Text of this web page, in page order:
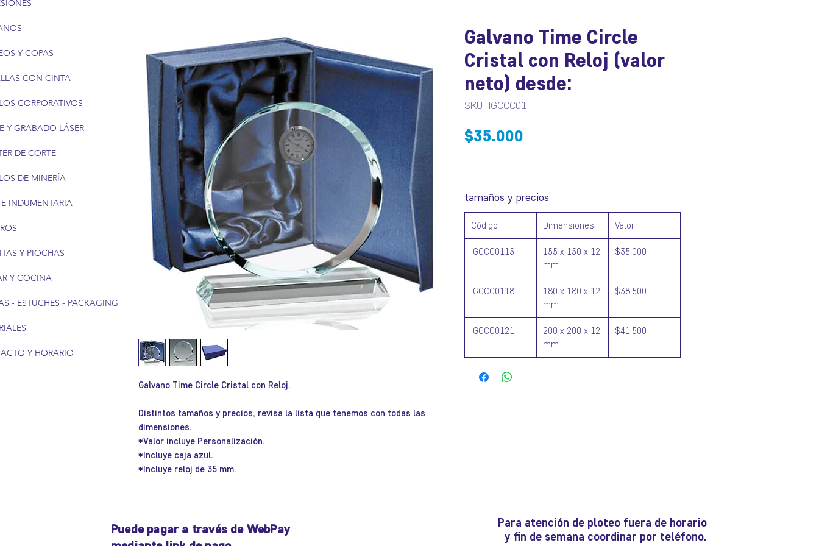
Galvano Time Circle Cristal con Reloj.
Distintos tamaños y precios, revisa la lista que tenemos con todas las
dimensiones.
*Valor incluye Personalización.
*Incluye caja azul.
*Incluye reloj de 35 mm.
Galvano Time Circle
Cristal con Reloj (valor
neto) desde:
SKU: IGCCC01
$35.000
tamaños y precios
Código Dimensiones Valor
IGCCC0115
155 x 150 x 12
mm
$35.000
IGCCC0118
180 x 180 x 12
mm
$38.500
IGCCC0121
200 x 200 x 12
mm
$41.500
Y COPAS
CON CINTA
CORPORATIVOS
Y GRABADO LÁSER
DE CORTE
DE MINERÍA
INDUMENTARIA
Y PIOCHAS
Y COCINA
- ESTUCHES - PACKAGING
Y HORARIO
Puede pagar a través de WebPay
Para atención de ploteo fuera de horario
y fin de semana coordinar por teléfono.